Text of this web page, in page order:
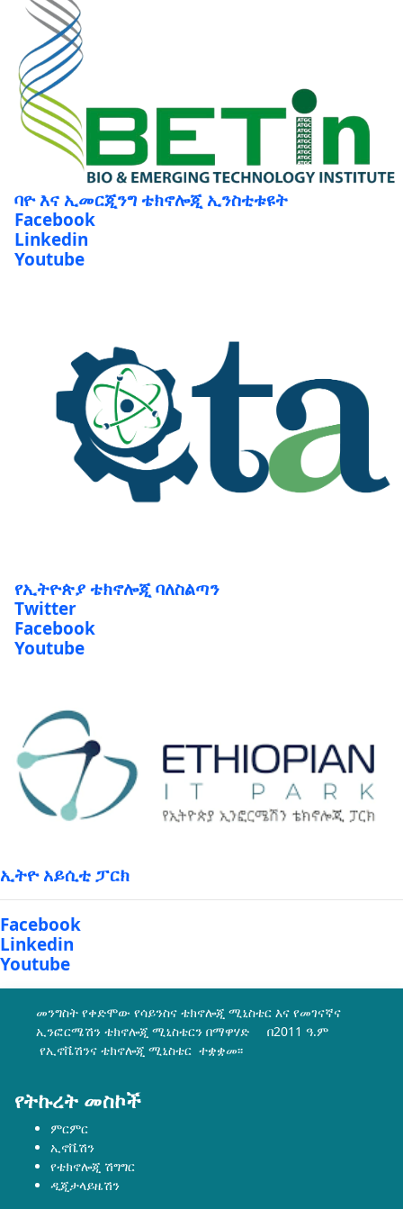
ባዮ እና ኢመርጂንግ ቴክኖሎጂ ኢንስቲቱዩት
Facebook
Linkedin
Youtube
የኢትዮጵያ ቴክኖሎጂ ባለስልጣን
Twitter
Facebook
Youtube
ኢትዮ አይሲቲ ፓርክ
Facebook
Linkedin
Youtube
መንግስት የቀድሞው የሳይንስና ቴክኖሎጂ ሚኒስቴር እና የመገናኛና
ኢንፎርሜሽን ቴክኖሎጂ ሚኒስቴርን በማዋሃድ በ2011 ዓ.ም
የኢኖቬሽንና ቴክኖሎጂ ሚኒስቴር ተቋቋመ፡፡
የትኩረት መስኮች
ምርምር
ኢኖቬሽን
የቴክኖሎጂ ሽግግር
ዲጂታላይዜሽን